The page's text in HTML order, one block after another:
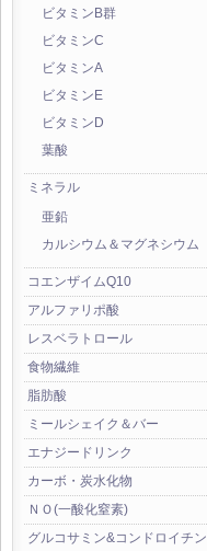
ビタミンB群
ビタミンC
ビタミンA
ビタミンE
ビタミンD
葉酸
ミネラル
亜鉛
カルシウム＆マグネシウム
コエンザイムQ10
アルファリポ酸
レスベラトロール
食物繊維
脂肪酸
ミールシェイク＆バー
エナジードリンク
カーボ・炭水化物
ＮＯ(一酸化窒素)
グルコサミン&コンドロイチン